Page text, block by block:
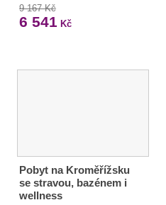
9 167 Kč
6 541 Kč
Pobyt na Kroměřížsku
se stravou, bazénem i
wellness